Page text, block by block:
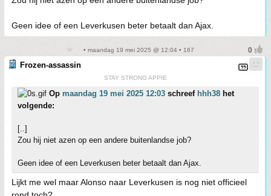
Geen idee of een Leverkusen beter betaalt dan Ajax.
• maandag 19 mei 2025 @ 12:04 • 167
Frozen-assassin
STAY STRONG APPIE
Op maandag 19 mei 2025 12:03 schreef hhh38 het
volgende:
[..]
Zou hij niet azen op een andere buitenlandse job?
Geen idee of een Leverkusen beter betaalt dan Ajax.
Lijkt me wel maar Alonso naar Leverkusen is nog niet officieel